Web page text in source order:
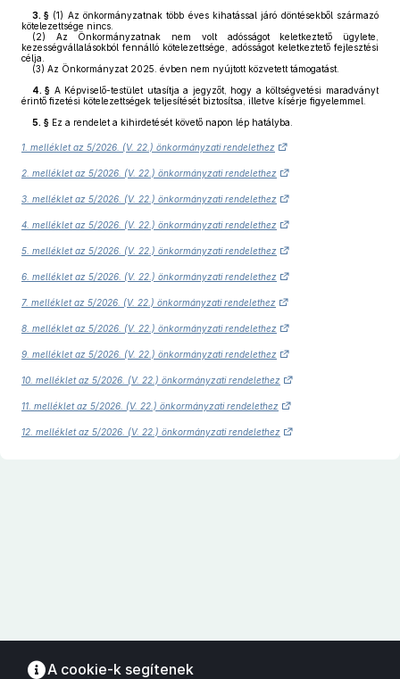
3. § (1) Az önkormányzatnak több éves kihatással járó döntésekből származó
kötelezettsége nincs.
(2) Az Önkormányzatnak nem volt adósságot keletkeztető ügylete,
kezességvállalásokból fennálló kötelezettsége, adósságot keletkeztető fejlesztési
célja.
(3) Az Önkormányzat 2025. évben nem nyújtott közvetett támogatást.
4. § A Képviselő-testület utasítja a jegyzőt, hogy a költségvetési maradványt
érintő fizetési kötelezettségek teljesítését biztosítsa, illetve kísérje figyelemmel.
5. § Ez a rendelet a kihirdetését követő napon lép hatályba.
1. melléklet az 5/2026. (V. 22.) önkormányzati rendelethez
2. melléklet az 5/2026. (V. 22.) önkormányzati rendelethez
3. melléklet az 5/2026. (V. 22.) önkormányzati rendelethez
4. melléklet az 5/2026. (V. 22.) önkormányzati rendelethez
5. melléklet az 5/2026. (V. 22.) önkormányzati rendelethez
6. melléklet az 5/2026. (V. 22.) önkormányzati rendelethez
7. melléklet az 5/2026. (V. 22.) önkormányzati rendelethez
8. melléklet az 5/2026. (V. 22.) önkormányzati rendelethez
9. melléklet az 5/2026. (V. 22.) önkormányzati rendelethez
10. melléklet az 5/2026. (V. 22.) önkormányzati rendelethez
11. melléklet az 5/2026. (V. 22.) önkormányzati rendelethez
12. melléklet az 5/2026. (V. 22.) önkormányzati rendelethez
A cookie-k segítenek